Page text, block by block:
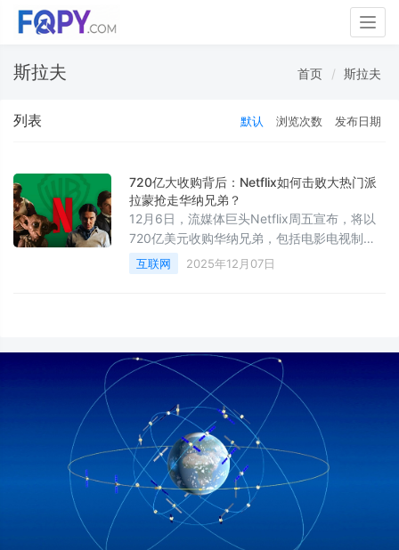
斯拉夫 首页 斯拉夫
列表 默认 浏览次数 发布日期
720亿大收购背后：Netflix如何击败大热门派
拉蒙抢走华纳兄弟？
12月6日，流媒体巨头Netflix周五宣布，将以
720亿美元收购华纳兄弟，包括电影电视制片
厂、HBO以及HBO Max流媒体业务。《金融时
报》对此发表内幕文章，披露了之前不被看好
互联网 2025年12月07日